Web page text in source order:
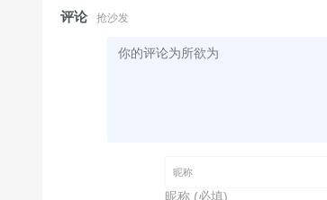
评论 抢沙发
昵称 (必填)